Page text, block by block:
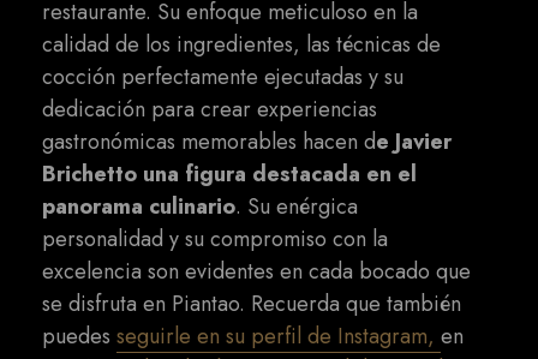
restaurante. Su enfoque meticuloso en la
calidad de los ingredientes, las técnicas de
cocción perfectamente ejecutadas y su
dedicación para crear experiencias
gastronómicas memorables hacen de Javier
Brichetto una figura destacada en el
panorama culinario. Su enérgica
personalidad y su compromiso con la
excelencia son evidentes en cada bocado que
se disfruta en Piantao. Recuerda que también
puedes seguirle en su perfil de Instagram, en